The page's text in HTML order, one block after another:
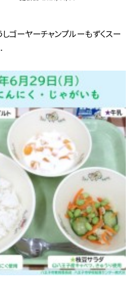
しゴーヤーチャンプルーもずくスー